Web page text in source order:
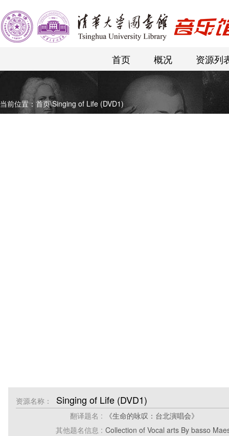
首页 概况 资源列
当前位置： 首页\Singing of Life (DVD1)
资源名称： Singing of Life (DVD1)
翻译题名 :
《生命的咏叹：台北演唱会》
其他题名信息 : Collection of Vocal arts By basso